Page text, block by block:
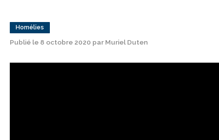
Homélies
Publié le 8 octobre 2020 par Muriel Duten